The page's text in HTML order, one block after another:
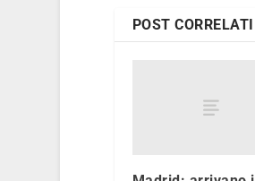
POST CORRELATI